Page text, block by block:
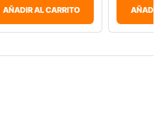
AÑADIR AL CARRITO AÑADIR